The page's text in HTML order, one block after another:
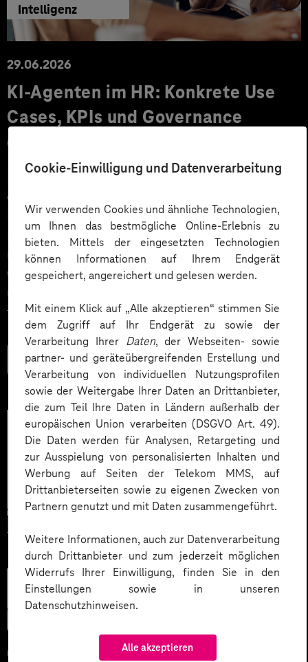
Cookie-Einwilligung und Datenverarbeitung
Wir verwenden Cookies und ähnliche Technologien,
um Ihnen das bestmögliche Online-Erlebnis zu
bieten. Mittels der eingesetzten Technologien
können Informationen auf Ihrem Endgerät
gespeichert, angereichert und gelesen werden.
Mit einem Klick auf „Alle akzeptieren“ stimmen Sie
dem Zugriff auf Ihr Endgerät zu sowie der
Verarbeitung Ihrer Daten, der Webseiten- sowie
partner- und geräteübergreifenden Erstellung und
Verarbeitung von individuellen Nutzungsprofilen
sowie der Weitergabe Ihrer Daten an Drittanbieter,
die zum Teil Ihre Daten in Ländern außerhalb der
europäischen Union verarbeiten (DSGVO Art. 49).
Die Daten werden für Analysen, Retargeting und
zur Ausspielung von personalisierten Inhalten und
Werbung auf Seiten der Telekom MMS, auf
Drittanbieterseiten sowie zu eigenen Zwecken von
Partnern genutzt und mit Daten zusammengeführt.
Weitere Informationen, auch zur Datenverarbeitung
durch Drittanbieter und zum jederzeit möglichen
Widerrufs Ihrer Einwilligung, finden Sie in den
Einstellungen sowie in unseren
Datenschutzhinweisen.
Alle akzeptieren
Intelligenz
29.06.2026
KI‑Agenten im HR: Konkrete Use
Cases, KPIs und Governance
entlang der Employee Journey
KI‑Agenten im HR sind mehr als Chatbots: Sie
orchestrieren Prozesse entlang der gesamten
Employee Journey und schaffen messbaren Business
Impact. Der Beitrag zeigt konkrete Use Cases,
relevante KPIs für den Mittelstand sowie
Governance‑Leitplanken zu EU AI Act und DSGVO –
und liefert ein praxisnahes Priorisierungsframework
für HR‑Entscheider*innen.
Mehr lesen
Künstliche
Intelligenz
04.06.2026